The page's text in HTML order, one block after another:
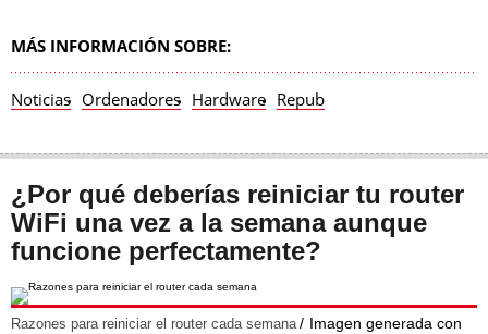
MÁS INFORMACIÓN SOBRE:
Noticias Ordenadores Hardware Repub
¿Por qué deberías reiniciar tu router
WiFi una vez a la semana aunque
funcione perfectamente?
Razones para reiniciar el router cada semana
Imagen generada con